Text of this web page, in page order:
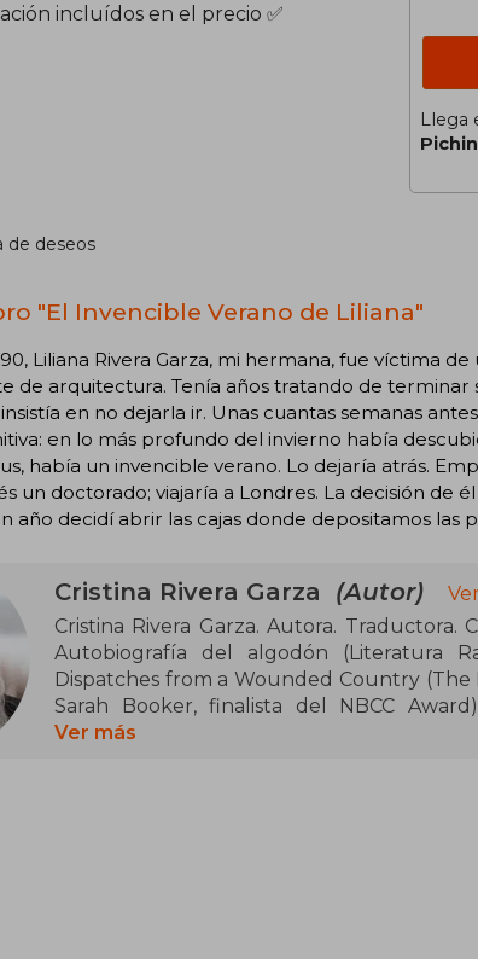
incluídos en el precio ✅
Llega
de deseos
"El Invencible Verano de Liliana"
Liliana Rivera Garza, mi hermana, fue víctima
de arquitectura. Tenía años tratando de terminar
en no dejarla ir. Unas cuantas semanas
en lo más profundo del invierno había
había un invencible verano. Lo dejaría atrás.
un doctorado; viajaría a Londres. La decisión de
año decidí abrir las cajas donde depositamos las
Cristina Rivera Garza (Autor)
Cristina Rivera Garza. Autora. Traductora.
Autobiografía del algodón (Literatura
Dispatches from a Wounded Country (The
Sarah Booker, finalista del NBCC
Fellowship. Profesora distinguida y
Ver más